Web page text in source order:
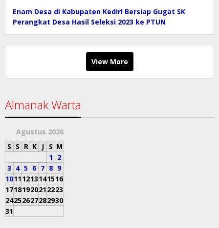
Enam Desa di Kabupaten Kediri Bersiap Gugat SK
Perangkat Desa Hasil Seleksi 2023 ke PTUN
View More
Almanak Warta
Agustus 2026
S S R K J S M
1 2
3 4 5 6 7 8 9
10111213141516
17181920212223
24252627282930
31